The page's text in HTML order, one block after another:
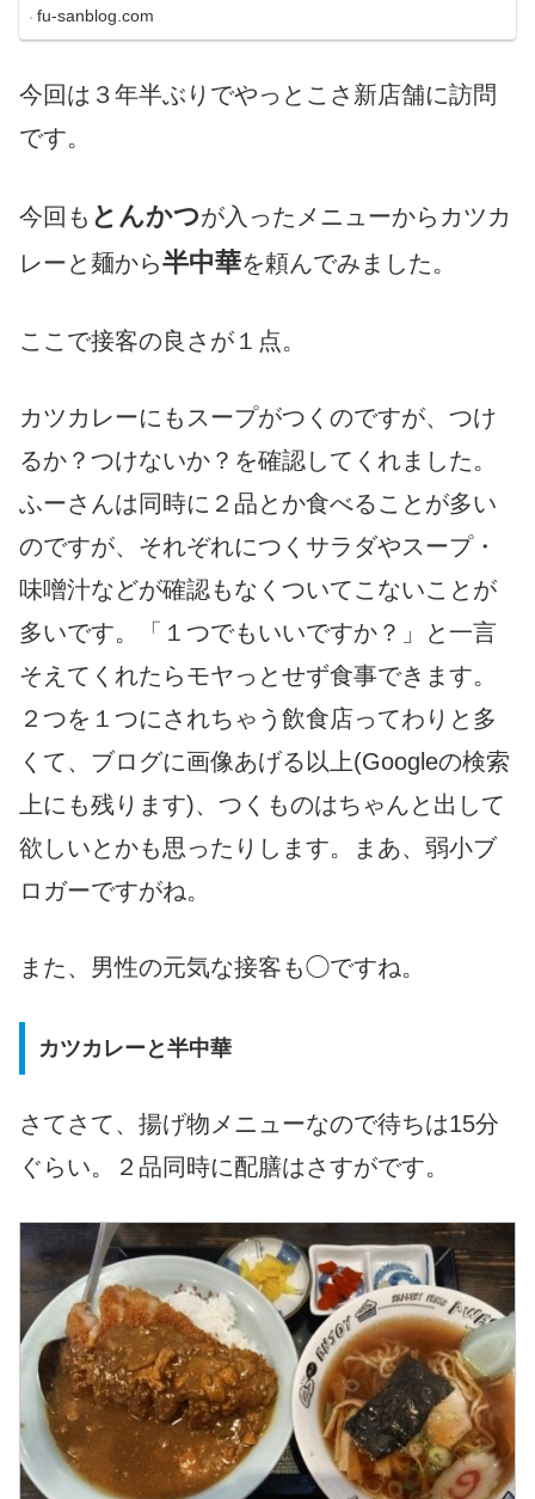
われたお店です。...
fu-sanblog.com
今回は３年半ぶりでやっとこさ新店舗に訪問
です。
今回も とんかつが入ったメニューからカツカ
レーと麺から半中華を頼んでみました。
ここで接客の良さが１点。
カツカレーにもスープがつくのですが、つけ
るか？つけないか？を確認してくれました。
ふーさんは同時に２品とか食べることが多い
のですが、それぞれにつくサラダやスープ・
味噌汁などが確認もなくついてこないことが
多いです。「１つでもいいですか？」と一言
そえてくれたらモヤっとせず食事できます。
２つを１つにされちゃう飲食店ってわりと多
くて、ブログに画像あげる以上(Googleの検索
上にも残ります)、つくものはちゃんと出して
欲しいとかも思ったりします。まあ、弱小ブ
ロガーですがね。
また、男性の元気な接客も◯ですね。
カツカレーと半中華
さてさて、揚げ物メニューなので待ちは15分
ぐらい。２品同時に配膳はさすがです。